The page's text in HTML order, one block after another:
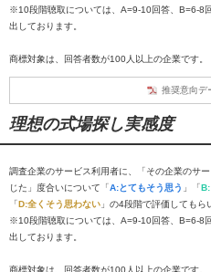
※10段階聴取については、A=9-10回答、B=6-8
出しております。
商標対象は、回答者数が100人以上の企業です。
推奨意向デ
理想の式場探し実感度
調査企業のサービス利用者に、「その企業のサ
じた」度合いについて「A:とてもそう思う 」「B:
「D:全くそう思わない 」の4段階で評価してもら
※10段階聴取については、A=9-10回答、B=6-8
出しております。
商標対象は、回答者数が100人以上の企業です。